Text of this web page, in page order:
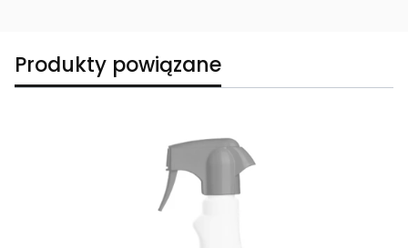
Produkty powiązane